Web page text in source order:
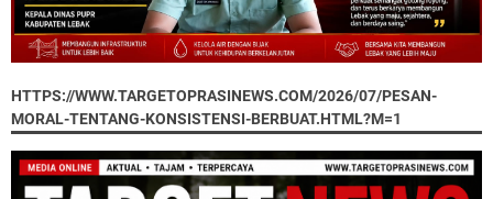
HTTPS://WWW.TARGETOPRASINEWS.COM/2026/07/PESAN-
MORAL-TENTANG-KONSISTENSI-BERBUAT.HTML?M=1